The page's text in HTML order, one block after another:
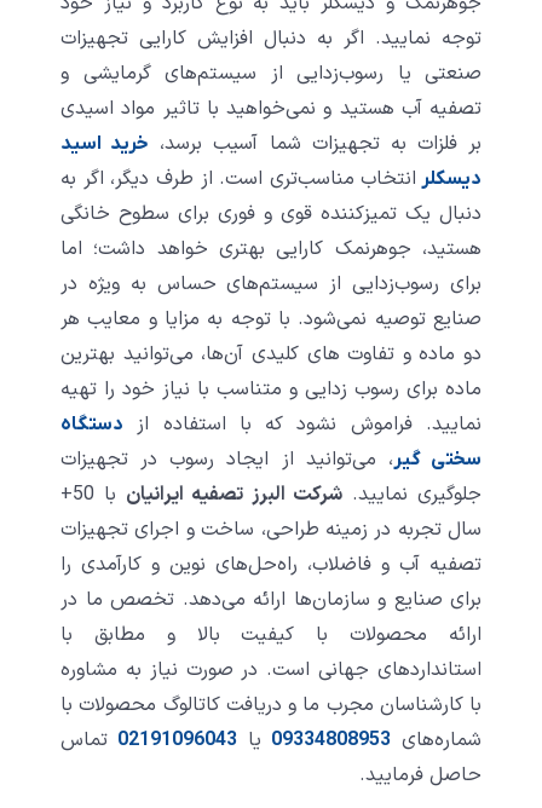
توجه نمایید. اگر به دنبال افزایش کارایی تجهیزات
صنعتی یا رسوب‌زدایی از سیستم‌های گرمایشی و
تصفیه آب هستید و نمی‌خواهید با تاثیر مواد اسیدی
بر فلزات به تجهیزات شما آسیب برسد، خرید اسید
دیسکلر انتخاب مناسب‌تری است. از طرف دیگر، اگر به
دنبال یک تمیزکننده قوی و فوری برای سطوح خانگی
هستید، جوهرنمک کارایی بهتری خواهد داشت؛ اما
برای رسوب‌زدایی از سیستم‌های حساس به ویژه در
صنایع توصیه نمی‌شود. با توجه به مزایا و معایب هر
دو ماده و تفاوت های کلیدی آن‌ها، می‌توانید بهترین
ماده برای رسوب زدایی و متناسب با نیاز خود را تهیه
نمایید. فراموش نشود که با استفاده از
دستگاه
سختی گیر ، می‌توانید از ایجاد رسوب در تجهیزات
جلوگیری نمایید.شرکت البرز تصفیه ایرانیان
با 50+
سال تجربه در زمینه طراحی، ساخت و اجرای تجهیزات
تصفیه آب و فاضلاب، راه‌حل‌های نوین و کارآمدی را
برای صنایع و سازمان‌ها ارائه می‌دهد. تخصص ما در
ارائه محصولات با کیفیت بالا و مطابق با
استانداردهای جهانی است. در صورت نیاز به مشاوره
با کارشناسان مجرب ما و دریافت کاتالوگ محصولات با
شماره‌های09334808953 یا02191096043 تماس
حاصل فرمایید.